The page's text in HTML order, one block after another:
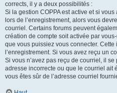
corrects, il y a deux possibilités :
Si la gestion COPPA est active et si
lors de l’enregistrement, alors vous
courriel. Certains forums peuvent
création de compte soit activée par
que vous puissiez vous connecter.
l’enregistrement. Si vous avez reçu un
Si vous n’avez pas reçu de courriel, il
adresse incorrecte ou que le courriel ait
vous êtes sûr de l’adresse courriel